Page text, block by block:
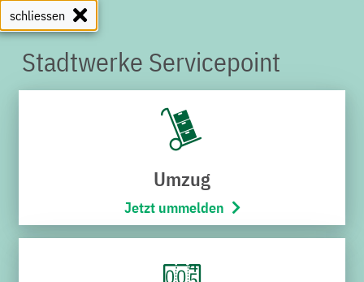
schliessen
Stadtwerke Servicepoint
Umzug
Jetzt ummelden